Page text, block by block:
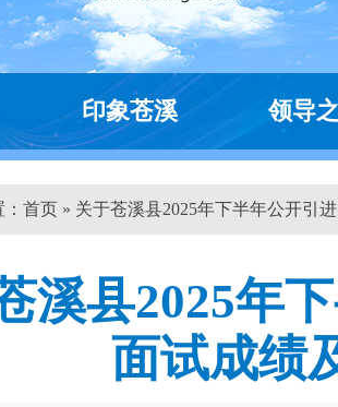
印象苍溪 领导
首页 » 关于苍溪县2025年下半年公开引
溪县2025年
面试成绩